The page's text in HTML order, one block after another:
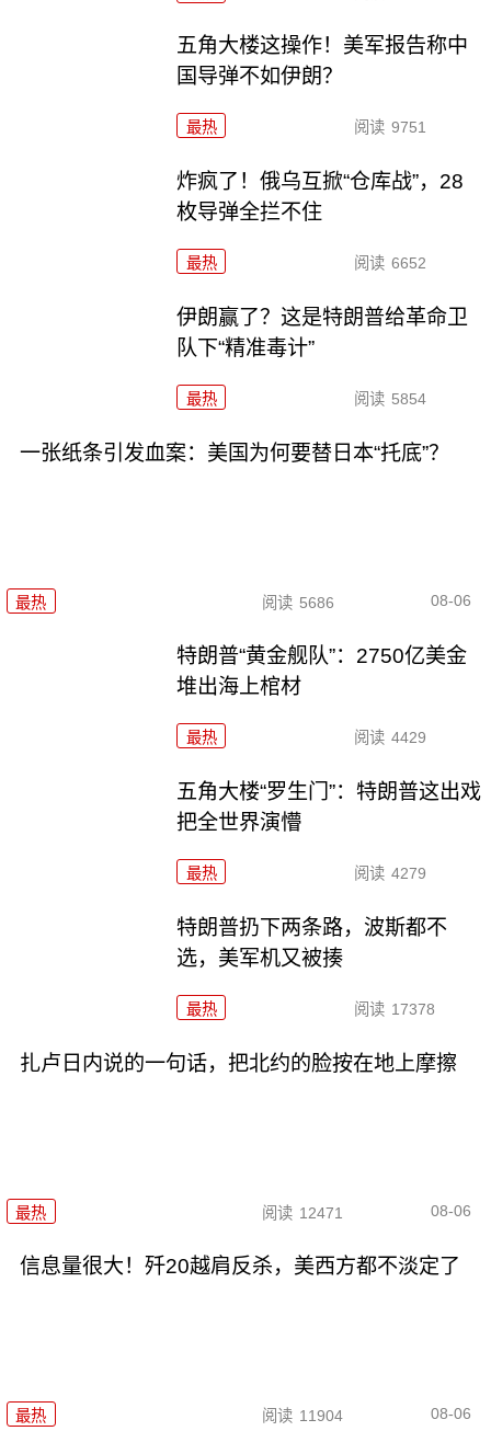
五角大楼这操作！美军报告称中
国导弹不如伊朗？
最热 阅读 9751
炸疯了！俄乌互掀“仓库战”，28
枚导弹全拦不住
最热 阅读 6652
伊朗赢了？这是特朗普给革命卫
队下“精准毒计”
最热 阅读 5854
一张纸条引发血案：美国为何要替日本“托底”？
最热 阅读 5686 08-06
特朗普“黄金舰队”：2750亿美金
堆出海上棺材
最热 阅读 4429
五角大楼“罗生门”：特朗普这出戏
把全世界演懵
最热 阅读 4279
特朗普扔下两条路，波斯都不
选，美军机又被揍
最热 阅读 17378
扎卢日内说的一句话，把北约的脸按在地上摩擦
最热 阅读 12471 08-06
信息量很大！歼20越肩反杀，美西方都不淡定了
最热 阅读 11904 08-06